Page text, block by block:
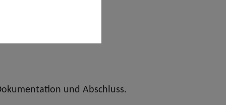
und Abschluss.